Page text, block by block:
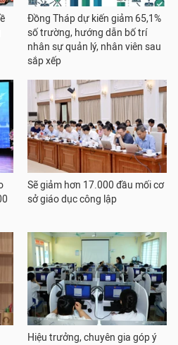
Đồng Tháp dự kiến giảm 65,1%
số trường, hướng dẫn bố trí
nhân sự quản lý, nhân viên sau
sắp xếp
Sẽ giảm hơn 17.000 đầu mối cơ
sở giáo dục công lập
Hiệu trưởng, chuyên gia góp ý